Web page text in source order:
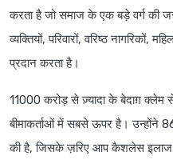
करता है जो समाज के एक बड़े वर्ग की
व्यक्तियों, परिवारों, वरिष्ठ नागरिकों,
प्रदान करता है।
11000 करोड़ से ज़्यादा के बेदाग़ क्लेम
बीमाकर्ताओं में सबसे ऊपर है। उन्होंने
की है, जिसके ज़रिए आप कैशलेस